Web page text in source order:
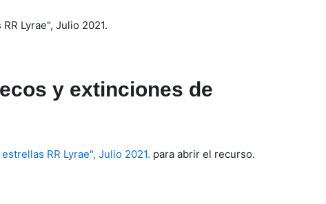
Lyrae", Julio 2021.
y extinciones de
RR Lyrae", Julio 2021. para abrir el recurso.